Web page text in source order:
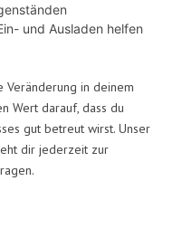
und Ausladen helfen
Veränderung in deinem
Wert darauf, dass du
gut betreut wirst. Unser
dir jederzeit zur